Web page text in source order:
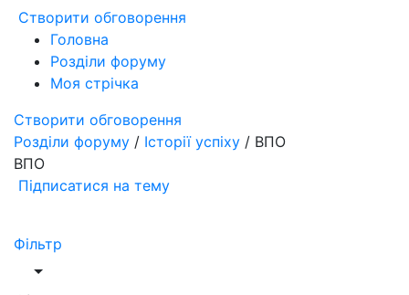
Створити обговорення
Головна
Розділи форуму
Моя стрічка
Створити обговорення
Розділи форуму / Історії успіху / ВПО
ВПО
Підписатися на тему
Фільтр